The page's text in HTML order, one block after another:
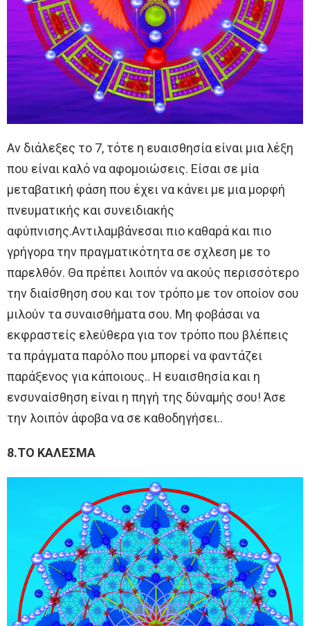
Αν διάλεξες το 7, τότε η ευαισθησία είναι μια λέξη
που είναι καλό να αφομοιώσεις. Είσαι σε μία
μεταβατική φάση που έχει να κάνει με μια μορφή
πνευματικής και συνειδιακής
αφύπνισης.Αντιλαμβάνεσαι πιο καθαρά και πιο
γρήγορα την πραγματικότητα σε σχλεση με το
παρελθόν. Θα πρέπει λοιπόν να ακούς περισσότερο
την διαίσθηση σου και τον τρόπο με τον οποίον σου
μιλούν τα συναισθήματα σου. Μη φοβάσαι να
εκφραστείς ελεύθερα για τον τρόπο που βλέπεις
τα πράγματα παρόλο που μπορεί να φαντάζει
παράξενος για κάποιους.. Η ευαισθησία και η
ενσυναίσθηση είναι η πηγή της δύναμής σου! Άσε
την λοιπόν άφοβα να σε καθοδηγήσει..
8.ΤΟ ΚΑΛΕΣΜΑ